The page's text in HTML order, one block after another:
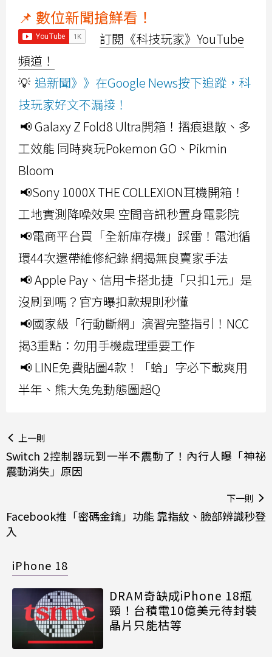
📌 數位新聞搶鮮看！
訂閱《科技玩家》YouTube
頻道！
💡 追新聞》》在Google News按下追蹤，科
技玩家好文不漏接！
📢 Galaxy Z Fold8 Ultra開箱！摺痕退散、多
工效能 同時爽玩Pokemon GO、Pikmin
Bloom
📢Sony 1000X THE COLLEXION耳機開箱！
工地實測降噪效果 空間音訊秒置身電影院
📢電商平台買「全新庫存機」踩雷！電池循
環44次還帶維修紀錄 網揭無良賣家手法
📢 Apple Pay、信用卡搭北捷「只扣1元」是
沒刷到嗎？官方曝扣款規則秒懂
📢國家級「行動斷網」演習完整指引！NCC
揭3重點：勿用手機處理重要工作
📢 LINE免費貼圖4款！「蛤」字必下載爽用
半年、熊大兔兔動態圖超Q
上一則
Switch 2控制器玩到一半不震動了！內行人曝「神祕
震動消失」原因
下一則
Facebook推「密碼金鑰」功能 靠指紋、臉部辨識秒登
入
iPhone 18
DRAM奇缺成iPhone 18瓶
頸！台積電10億美元待封裝
晶片只能枯等